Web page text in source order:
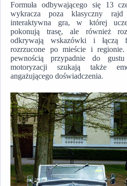
Formuła odbywającego się 13
wykracza poza klasyczny
interaktywna gra, w której
pokonują trasę, ale również
odkrywają wskazówki i łączą
rozrzucone po mieście i
pewnością przypadnie do
motoryzacji szukają także
angażującego doświadczenia.